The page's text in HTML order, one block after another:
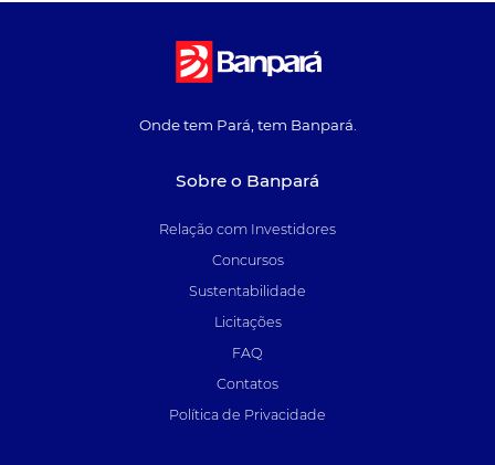
Onde tem Pará, tem Banpará.
Sobre o Banpará
Relação com Investidores
Concursos
Sustentabilidade
Licitações
FAQ
Contatos
Política de Privacidade